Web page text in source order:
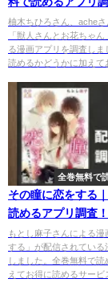
柚木ちひろさん、ache
「獣人さんとお花ちゃ
る漫画アプリを調査し
読めるかどうかに加えて
全巻無料で
その瞳に恋をする
読めるアプリ調査！
もとし麻子さんによる漫
する」が配信されている
しました。全巻無料で読
えてお得に読めるサービ